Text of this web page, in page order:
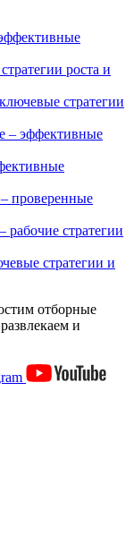
роста и
стратегии
– эффективные
проверенные
рабочие стратегии
стратегии и
отборные
и